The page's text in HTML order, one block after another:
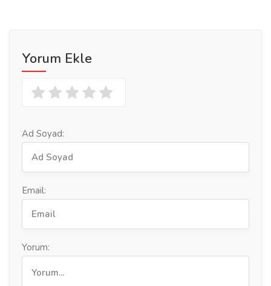
Yorum Ekle
Ad Soyad:
Email:
Yorum: